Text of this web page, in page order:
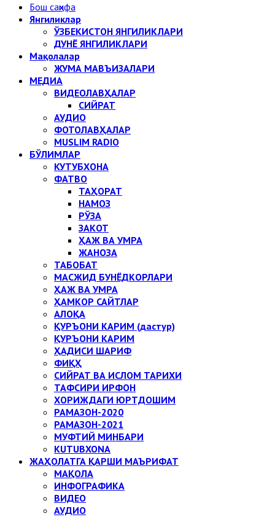
Бош саҳифа
Янгиликлар
ЎЗБЕКИСТОН ЯНГИЛИКЛАРИ
ДУНЁ ЯНГИЛИКЛАРИ
Мақолалар
ЖУМА МАВЪИЗАЛАРИ
МЕДИА
ВИДЕОЛАВҲАЛАР
СИЙРАТ
АУДИО
ФОТОЛАВҲАЛАР
MUSLIM RADIO
БЎЛИМЛАР
КУТУБХОНА
ФАТВО
ТАҲОРАТ
НАМОЗ
РЎЗА
ЗАКОТ
ҲАЖ ВА УМРА
ЖАНОЗА
ТАБОБАТ
МАСЖИД БУНЁДКОРЛАРИ
ҲАЖ ВА УМРА
ҲАМКОР САЙТЛАР
АЛОҚА
ҚУРЪОНИ КАРИМ (дастур)
ҚУРЪОНИ КАРИМ
ҲАДИСИ ШАРИФ
ФИҚҲ
СИЙРАТ ВА ИСЛОМ ТАРИХИ
ТАФСИРИ ИРФОН
ХОРИЖДАГИ ЮРТДОШИМ
РАМАЗОН-2020
РАМАЗОН-2021
МУФТИЙ МИНБАРИ
KUTUBXONA
ЖАҲОЛАТГА ҚАРШИ МАЪРИФАТ
МАҚОЛА
ИНФОГРАФИКА
ВИДЕО
АУДИО